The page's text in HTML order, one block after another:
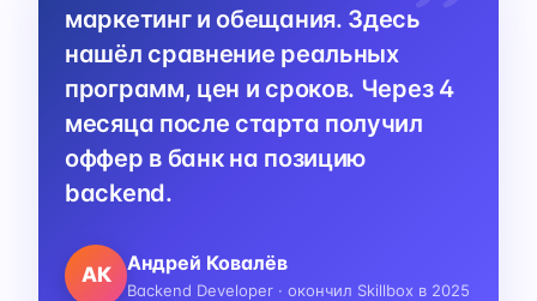
маркетинг и обещания. Здесь
нашёл сравнение реальных
программ, цен и сроков. Через 4
месяца после старта получил
оффер в банк на позицию
backend.
АК Андрей Ковалёв
Backend Developer · окончил Skillbox в 2025